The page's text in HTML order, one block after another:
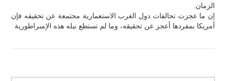
الزمان.
إن ما عجزت تحالفات دول الغرب الاستعمارية مجتمعة عن تحقيقه فإن
أمريكا بمفردها أعجز عن تحقيقه، وما لم تستطع نيله هذه الإمبراطورية